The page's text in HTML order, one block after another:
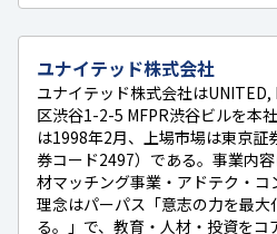
ユナイテッド株式会社
ユナイテッド株式会社は
区渋谷1-2-5 MFPR渋谷ビルを本
は1998年2月、上場市場は東京証
券コード2497）である。事業内
材マッチング事業・アドテク・
理念はパーパス「意志の力を最
る。」で、教育・人材・投資を